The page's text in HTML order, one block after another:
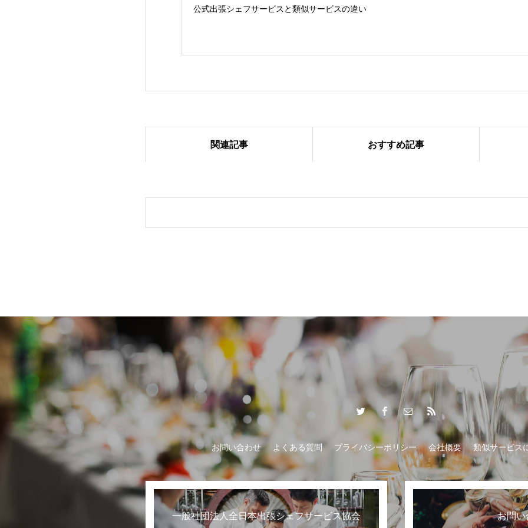
公式出張シェフサービスと類似サービスの違い
世界に誇る日本のおもてなし
関連記事 おすすめ記事
お問い合わせ よくある質問 プライバシーポリシー 会社概要 類似サービス
一般社団法人全日本出張シェフサービス協会 お問い